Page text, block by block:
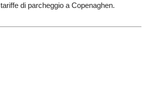
di parcheggio a Copenaghen.